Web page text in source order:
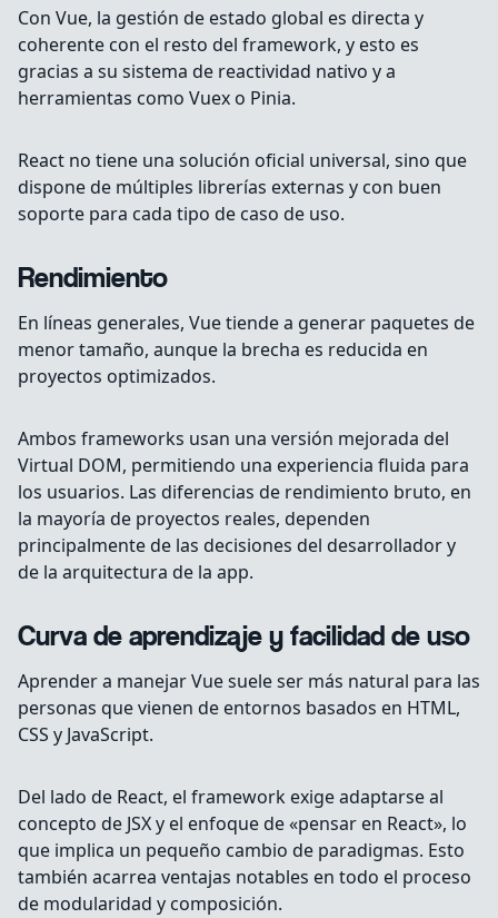
Con Vue, la gestión de estado global es directa y
coherente con el resto del framework, y esto es
gracias a su sistema de reactividad nativo y a
herramientas como Vuex o Pinia.
React no tiene una solución oficial universal, sino que
dispone de múltiples librerías externas y con buen
soporte para cada tipo de caso de uso.
Rendimiento
En líneas generales, Vue tiende a generar paquetes de
menor tamaño, aunque la brecha es reducida en
proyectos optimizados.
Ambos frameworks usan una versión mejorada del
Virtual DOM, permitiendo una experiencia fluida para
los usuarios. Las diferencias de rendimiento bruto, en
la mayoría de proyectos reales, dependen
principalmente de las decisiones del desarrollador y
de la arquitectura de la app.
Curva de aprendizaje y facilidad de uso
Aprender a manejar Vue suele ser más natural para las
personas que vienen de entornos basados en HTML,
CSS y JavaScript.
Del lado de React, el framework exige adaptarse al
concepto de JSX y el enfoque de «pensar en React», lo
que implica un pequeño cambio de paradigmas. Esto
también acarrea ventajas notables en todo el proceso
de modularidad y composición.